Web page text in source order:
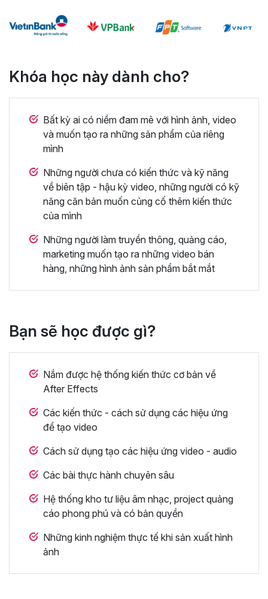
Khóa học này dành cho?
Bất kỳ ai có niềm đam mê với hình ảnh, video
và muốn tạo ra những sản phẩm của riêng
mình
Những người chưa có kiến thức và kỹ năng
về biên tập - hậu kỳ video, những người có kỹ
năng căn bản muốn củng cố thêm kiến thức
của mình
Những người làm truyền thông, quảng cáo,
marketing muốn tạo ra những video bán
hàng, những hình ảnh sản phẩm bắt mắt
Bạn sẽ học được gì?
Nắm được hệ thống kiến thức cơ bản về
After Effects
Các kiến thức - cách sử dụng các hiệu ứng
để tạo video
Cách sử dụng tạo các hiệu ứng video - audio
Các bài thực hành chuyên sâu
Hệ thống kho tư liệu âm nhạc, project quảng
cáo phong phú và có bản quyền
Những kinh nghiệm thực tế khi sản xuất hình
ảnh